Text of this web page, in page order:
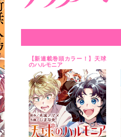
【新連載巻頭カラー！】天球
のハルモニア